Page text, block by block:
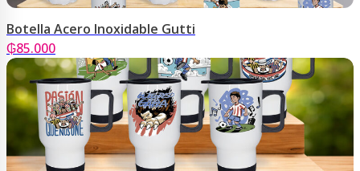
Botella Acero Inoxidable Gutti
₲85.000